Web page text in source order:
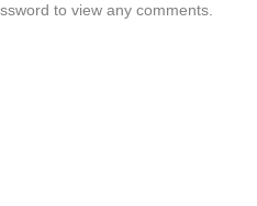
to view any comments.